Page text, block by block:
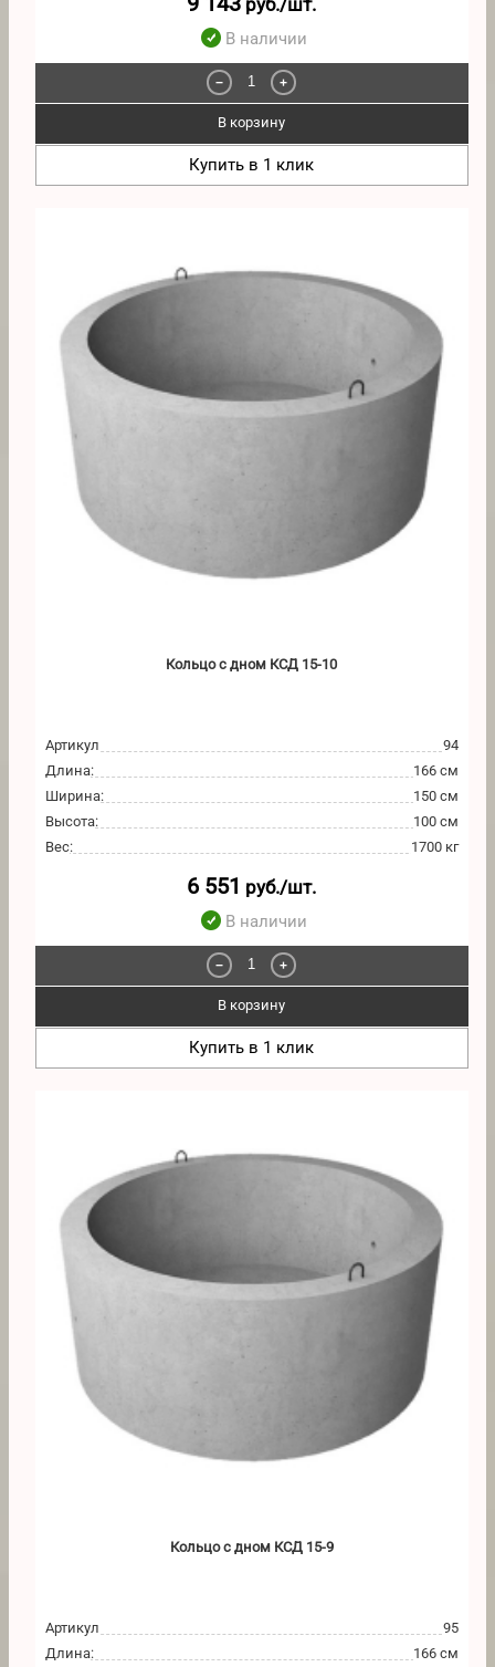
руб./шт.
В наличии
− +
В корзину
Купить в 1 клик
Кольцо с дном КСД 15-10
Артикул
94
Длина:
166 см
Ширина:
150 см
Высота:
100 см
Вес: 1700 кг
6 551 руб./шт.
В наличии
− +
В корзину
Купить в 1 клик
Кольцо с дном КСД 15-9
Артикул
95
Длина:
166 см